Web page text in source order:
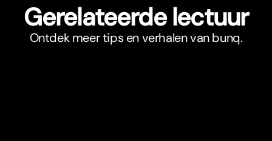
Gerelateerde lectuur
Ontdek meer tips en verhalen van bunq.